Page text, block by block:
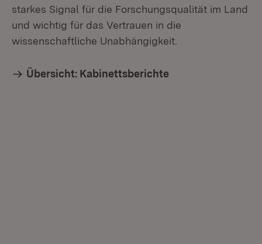
starkes Signal für die Forschungsqualität im Land
und wichtig für das Vertrauen in die
wissenschaftliche Unabhängigkeit.
Übersicht: Kabinettsberichte